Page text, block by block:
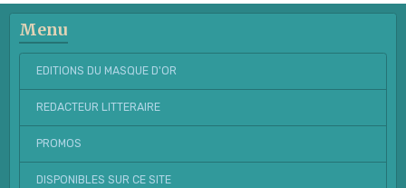
Menu
EDITIONS DU MASQUE D'OR
REDACTEUR LITTERAIRE
PROMOS
DISPONIBLES SUR CE SITE